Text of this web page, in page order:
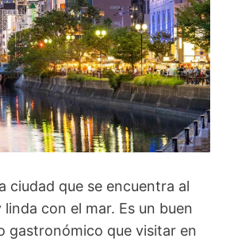
ciudad que se encuentra al
con el mar. Es un buen
gastronómico que visitar en